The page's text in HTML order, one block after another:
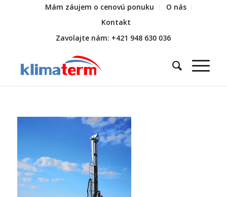
Mám záujem o cenovú ponuku
O nás
Kontakt
Zavolajte nám: +421 948 630 036